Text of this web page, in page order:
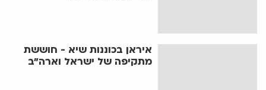
איראן בכוננות שיא - חוששת
מתקיפה של ישראל וארה"ב